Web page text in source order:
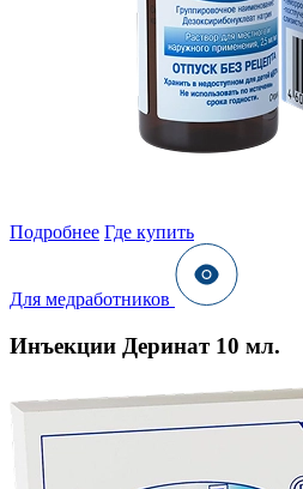
Подробнее Где купить
Для медработников
Инъекции Деринат 10 мл.